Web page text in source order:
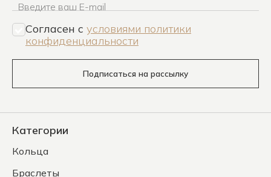
Введите ваш E-mail
Согласен c условиями политики
конфиденциальности
Подписаться на рассылку
Категории
Кольца
Браслеты